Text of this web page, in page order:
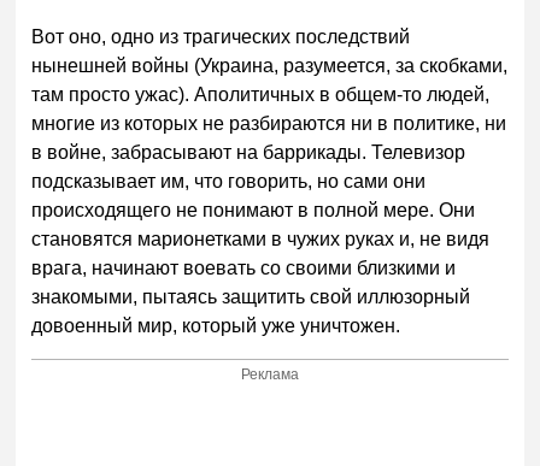
Вот оно, одно из трагических последствий
нынешней войны (Украина, разумеется, за скобками,
там просто ужас). Аполитичных в общем-то людей,
многие из которых не разбираются ни в политике, ни
в войне, забрасывают на баррикады. Телевизор
подсказывает им, что говорить, но сами они
происходящего не понимают в полной мере. Они
становятся марионетками в чужих руках и, не видя
врага, начинают воевать со своими близкими и
знакомыми, пытаясь защитить свой иллюзорный
довоенный мир, который уже уничтожен.
Реклама